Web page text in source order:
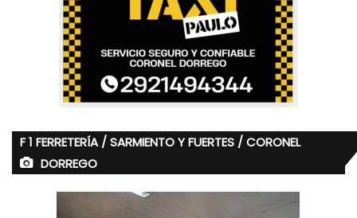
F 1 FERRETERÍA / SARMIENTO Y FUERTES / CORONEL
DORREGO